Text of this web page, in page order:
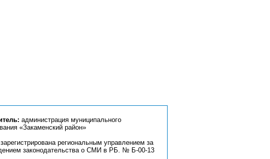
администрация муниципального
«Закаменский район»
зарегистрирована региональным управлением за
законодательства о СМИ в РБ. № Б-00-13